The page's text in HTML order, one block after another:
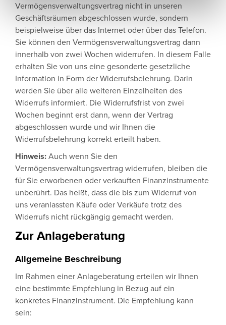
Vermögensverwaltungsvertrag nicht in unseren
Geschäftsräumen abgeschlossen wurde, sondern
beispielweise über das Internet oder über das Telefon.
Sie können den Vermögensverwaltungsvertrag dann
innerhalb von zwei Wochen widerrufen. In diesem Falle
erhalten Sie von uns eine gesonderte gesetzliche
Information in Form der Widerrufsbelehrung. Darin
werden Sie über alle weiteren Einzelheiten des
Widerrufs informiert. Die Widerrufsfrist von zwei
Wochen beginnt erst dann, wenn der Vertrag
abgeschlossen wurde und wir Ihnen die
Widerrufsbelehrung korrekt erteilt haben.
Hinweis: Auch wenn Sie den
Vermögensverwaltungsvertrag widerrufen, bleiben die
für Sie erworbenen oder verkauften Finanzinstrumente
unberührt. Das heißt, dass die bis zum Widerruf von
uns veranlassten Käufe oder Verkäufe trotz des
Widerrufs nicht rückgängig gemacht werden.
Zur Anlageberatung
Allgemeine Beschreibung
Im Rahmen einer Anlageberatung erteilen wir Ihnen
eine bestimmte Empfehlung in Bezug auf ein
konkretes Finanzinstrument. Die Empfehlung kann
sein: